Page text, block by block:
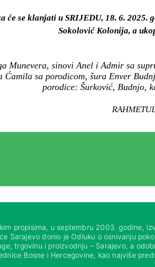
će se klanjati u SRIJEDU, 18. 6.
Sokolović Kolonija, a
Munevera, sinovi Anel i Admir sa
Ćamila sa porodicom, šura Enver
porodice: Šurković, Budnjo,
propisima, u septembru 2003. godine,
Sarajevo donio je Odluku o osnivanju
trgovinu i proizvodnju – Sarajevo, a
Bosne i Hercegovine, kao najviše